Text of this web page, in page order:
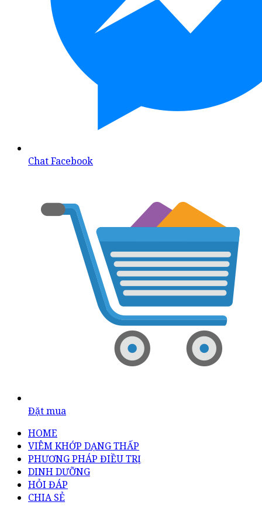
Chat Facebook
Đặt mua
HOME
VIÊM KHỚP DẠNG THẤP
PHƯƠNG PHÁP ĐIỀU TRỊ
DINH DƯỠNG
HỎI ĐÁP
CHIA SẺ